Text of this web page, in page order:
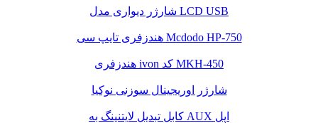
شارژر دیواری مدل LCD USB
هندزفری تایپ سی Mcdodo HP-750
هندزفری ivon کد MKH-450
شارژر اوریجینال سوزنی نوکیا
کابل تبدیل لایتنینگ به AUX اپل